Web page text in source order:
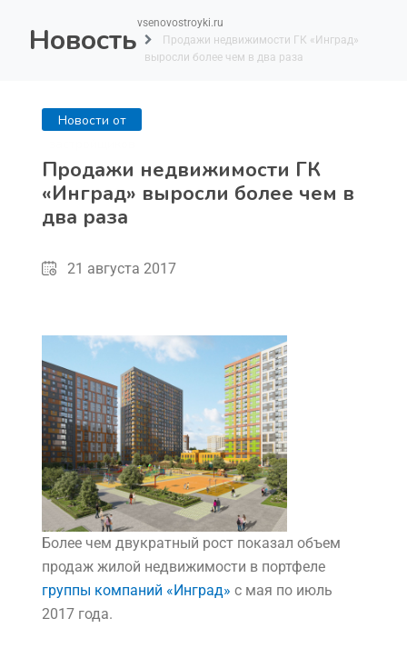
Новостьvsenovostroyki.ru
Продажи недвижимости ГК «Инград»
выросли более чем в два раза
Новости от
Продажи недвижимости ГК
«Инград» выросли более чем в
два раза
21 августа 2017
Более чем двукратный рост показал объем
продаж жилой недвижимости в портфеле
группы компаний «Инград» с мая по июль
2017 года.